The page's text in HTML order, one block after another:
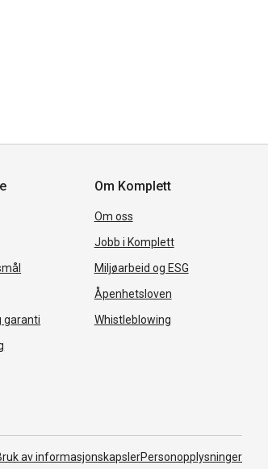
garanti
Om Komplett
Om oss
Jobb i Komplett
Miljøarbeid og ESG
Åpenhetsloven
Whistleblowing
av informasjonskapslerPersonopplysninger